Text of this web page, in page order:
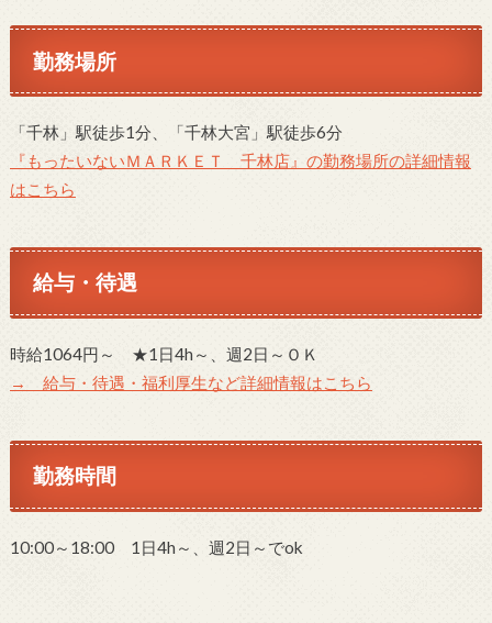
勤務場所
「千林」駅徒歩1分、「千林大宮」駅徒歩6分
『もったいないＭＡＲＫＥＴ 千林店』の勤務場所の詳細情報
はこちら
給与・待遇
時給1064円～ ★1日4h～、週2日～ＯＫ
→ 給与・待遇・福利厚生など詳細情報はこちら
勤務時間
10:00～18:00 1日4h～、週2日～でok